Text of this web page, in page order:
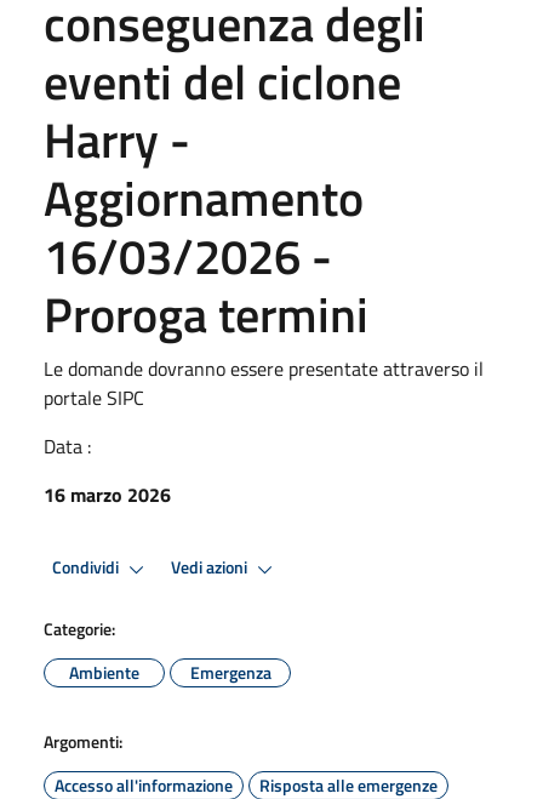
conseguenza degli
eventi del ciclone
Harry -
Aggiornamento
16/03/2026 -
Proroga termini
Le domande dovranno essere presentate attraverso il
portale SIPC
Data :
16 marzo 2026
Condividi Vedi azioni
Categorie:
Ambiente
Emergenza
Argomenti:
Accesso all'informazione
Risposta alle emergenze